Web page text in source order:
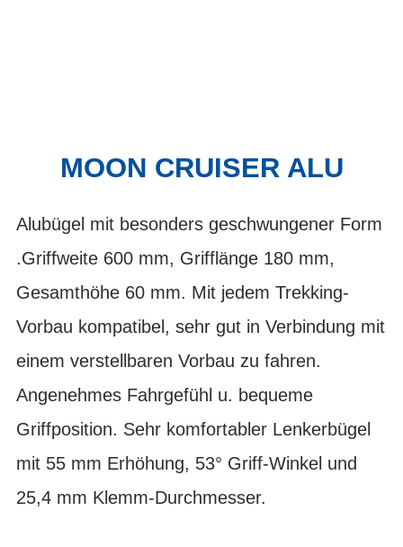
MOON CRUISER ALU
Alubügel mit besonders geschwungener Form
.Griffweite 600 mm, Grifflänge 180 mm,
Gesamthöhe 60 mm. Mit jedem Trekking-
Vorbau kompatibel, sehr gut in Verbindung mit
einem verstellbaren Vorbau zu fahren.
Angenehmes Fahrgefühl u. bequeme
Griffposition. Sehr komfortabler Lenkerbügel
mit 55 mm Erhöhung, 53° Griff-Winkel und
25,4 mm Klemm-Durchmesser.